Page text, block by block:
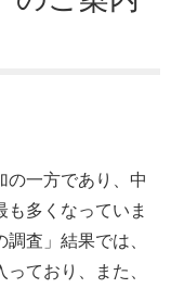
の一方であり、中
多くなっていま
査」結果では、
ており、また、